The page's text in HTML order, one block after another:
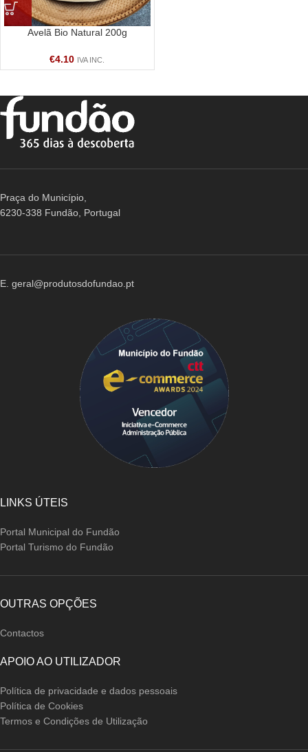
Avelã Bio Natural 200g
€4.10 IVA INC.
Praça do Município,
6230-338 Fundão, Portugal
E. geral@produtosdofundao.pt
LINKS ÚTEIS
Portal Municipal do Fundão
Portal Turismo do Fundão
OUTRAS OPÇÕES
Contactos
APOIO AO UTILIZADOR
Política de privacidade e dados pessoais
Política de Cookies
Termos e Condições de Utilização